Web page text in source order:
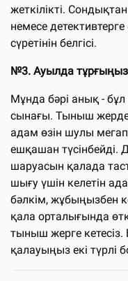
жеткілікті.
немесе
сүретінін белгісі.
№3. Ауылда
Мұнда бәрі анық -
сынағы. Тыныш
адам өзін шулы
ешқашан түсінбейді.
шаруасын қалада
шығу үшін келетін
бәлкім, жұбыңызбен
қала орталығында
тыныш жерге кетесіз.
қалауыңыз екі түрлі